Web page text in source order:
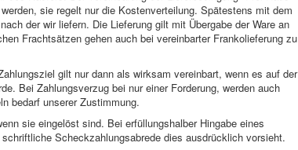
sie regelt nur die Kostenverteilung. Spätestens mit dem
der wir liefern. Die Lieferung gilt mit Übergabe der Ware an
Frachtsätzen gehen auch bei vereinbarter Frankolieferung zu
gilt nur dann als wirksam vereinbart, wenn es auf der
Bei Zahlungsverzug bei nur einer Forderung, werden auch
bedarf unserer Zustimmung.
sie eingelöst sind. Bei erfüllungshalber Hingabe eines
Scheckzahlungsabrede dies ausdrücklich vorsieht.